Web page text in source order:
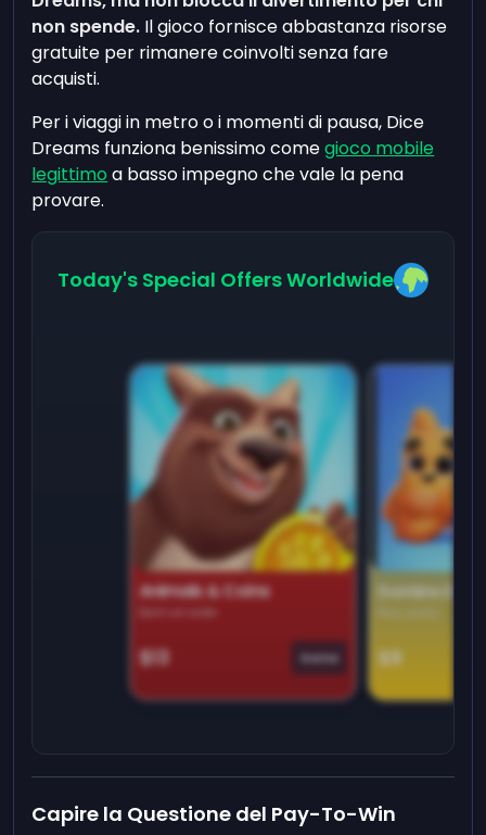
non spende. Il gioco fornisce abbastanza risorse
gratuite per rimanere coinvolti senza fare
acquisti.
Per i viaggi in metro o i momenti di pausa, Dice
Dreams funziona benissimo comegioco mobile
legittimo a basso impegno che vale la pena
provare.
Today's Special Offers Worldwide
Animals & Coins
Earn on side
$13 Game
Domino
$9
Capire la Questione del Pay-To-Win